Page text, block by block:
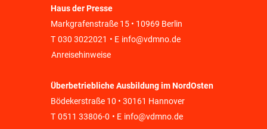
Haus der Presse
Markgrafenstraße 15 • 10969 Berlin
T 030 3022021 • E info@vdmno.de
Anreisehinweise
Überbetriebliche Ausbildung im NordOsten
Bödekerstraße 10 • 30161 Hannover
T 0511 33806-0 • E info@vdmno.de